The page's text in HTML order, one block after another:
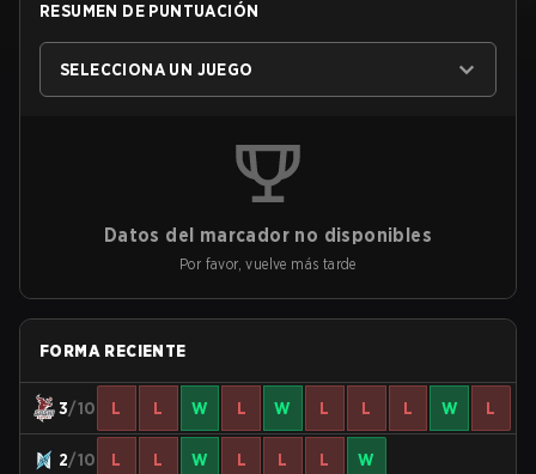
RESUMEN DE PUNTUACIÓN
SELECCIONA UN JUEGO
Datos del marcador no disponibles
Por favor, vuelve más tarde
FORMA RECIENTE
3/10 L L W L W L L L W L
2/10 L L W L L L W